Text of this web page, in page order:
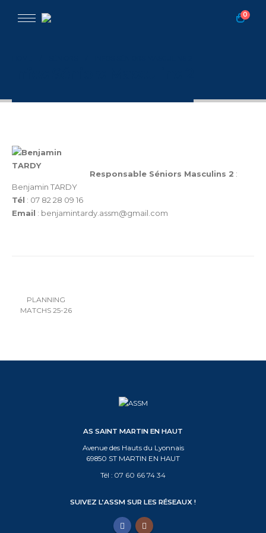
0
Responsable Séniors Masculins 2 :
Benjamin TARDY
Tél : 07 82 28 09 16
Email : benjamintardy.assm@gmail.com
PLANNING
MATCHS 25-26
AS SAINT MARTIN EN HAUT
Avenue des Hauts du Lyonnais
69850 ST MARTIN EN HAUT
Tél : 07 60 66 74 34
SUIVEZ L’ASSM SUR LES RÉSEAUX !